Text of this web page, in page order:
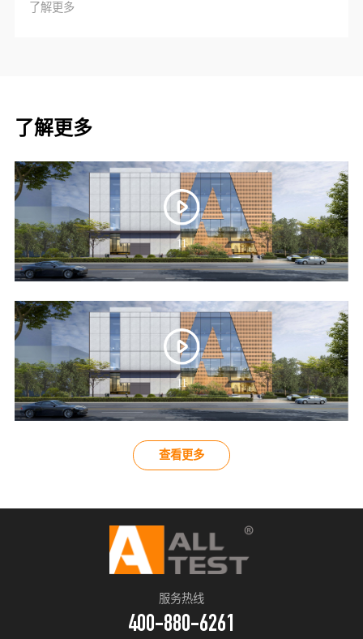
为钱塘区一线禁毒民辅警举办了一次毒检产品使用培...
了解更多
了解更多
11
11
查看更多
服务热线
400-880-6261